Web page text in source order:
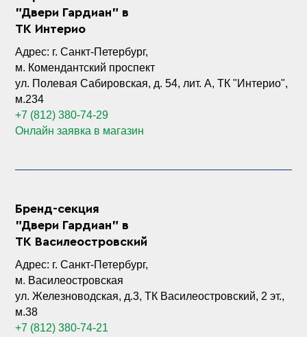
"Двери Гардиан" в
ТК Интерио
Адрес: г. Санкт-Петербург,
м. Комендантский проспект
ул. Полевая Сабировская, д. 54, лит. А, ТК "Интерио",
м.234
+7 (812) 380-74-29
Онлайн заявка в магазин
Бренд-секция
"Двери Гардиан" в
ТК Василеостровский
Адрес: г. Санкт-Петербург,
м. Василеостровская
ул. Железноводская, д.3, ТК Василеостровский, 2 эт.,
м.38
+7 (812) 380-74-21